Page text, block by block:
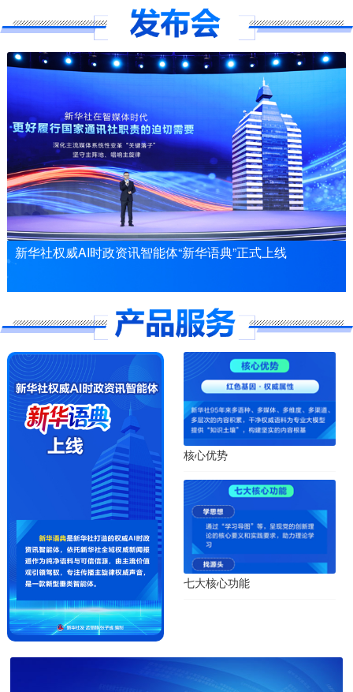
新华社权威AI时政资讯智能体“新华语典”正式上线
核心优势
七大核心功能